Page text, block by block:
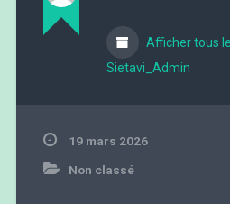
Afficher tous
Sietavi_Admin
19 mars 2026
Non classé